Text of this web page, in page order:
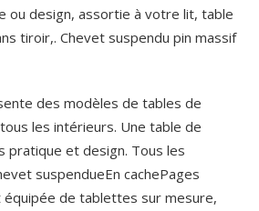
ou design, assortie à votre lit, table
tiroir,. Chevet suspendu pin massif
des modèles de tables de
les intérieurs. Une table de
pratique et design. Tous les
suspendueEn cachePages
équipée de tablettes sur mesure,